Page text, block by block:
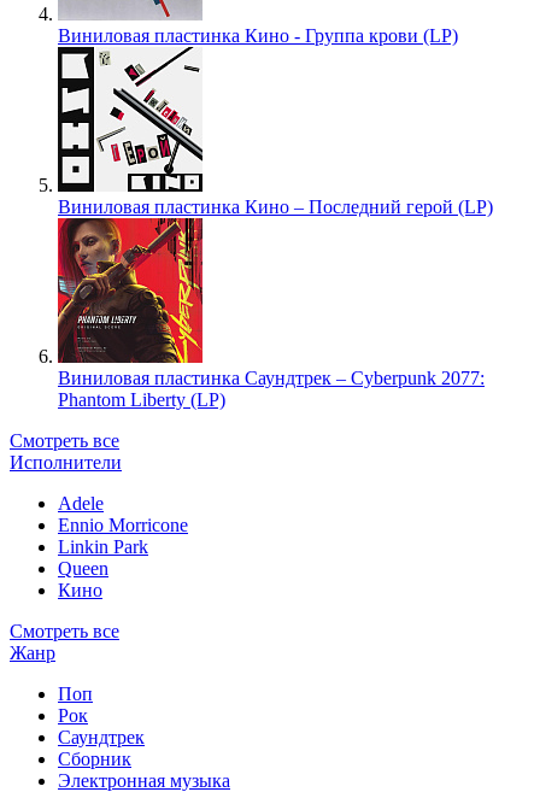
Виниловая пластинка Кино - Группа крови (LP)
Виниловая пластинка Кино – Последний герой (LP)
Виниловая пластинка Саундтрек – Cyberpunk 2077:
Phantom Liberty (LP)
Смотреть все
Исполнители
Adele
Ennio Morricone
Linkin Park
Queen
Кино
Смотреть все
Жанр
Поп
Рок
Саундтрек
Сборник
Электронная музыка